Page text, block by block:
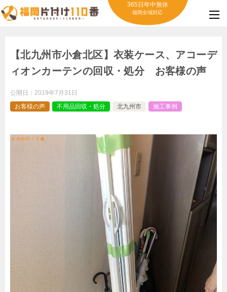
365日年中無休
福岡全域対応
【北九州市小倉北区】衣装ケース、アコーデ
ィオンカーテンの回収・処分 お客様の声
公開日： 2019年7月31日
お客様の声
不用品回収・処分 北九州市 施工事例